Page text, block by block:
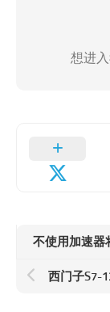
想进
不使用加速器
西门子S7-